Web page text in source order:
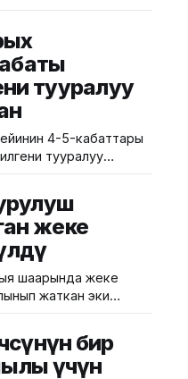
тууралуу
4-5-кабаттары
тууралуу
саясаты
эч бир бөлүгү
ижарага же
эмес.
жаратат:
көркөм өнөр
жеке
шаарында жеке
жаткан эки
Курулуш,
коммуналдык чарба
билдирди.
бир
үчүн